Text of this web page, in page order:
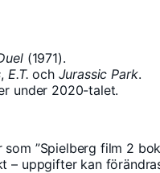
(1971).
, E.T. och Jurassic Park.
under 2020-talet.
”Spielberg film 2
– uppgifter kan